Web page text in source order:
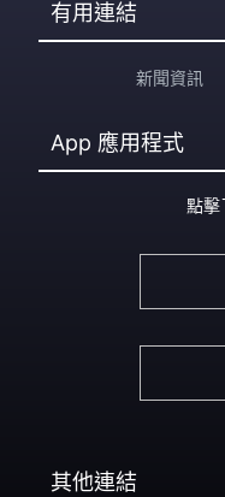
有用連結
新聞資訊
App 應用程式
點擊
其他連結